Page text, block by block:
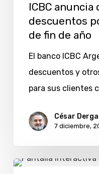
ICBC anuncia
descuentos
de fin de año
El banco ICBC
descuentos y
para sus clientes
César
7 diciembre,
¿Cómo